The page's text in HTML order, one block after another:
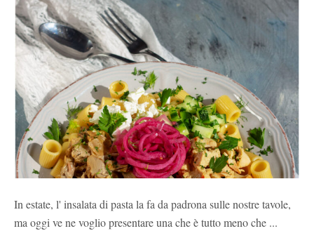
In estate, l' insalata di pasta la fa da padrona sulle nostre tavole,
ma oggi ve ne voglio presentare una che è tutto meno che ...